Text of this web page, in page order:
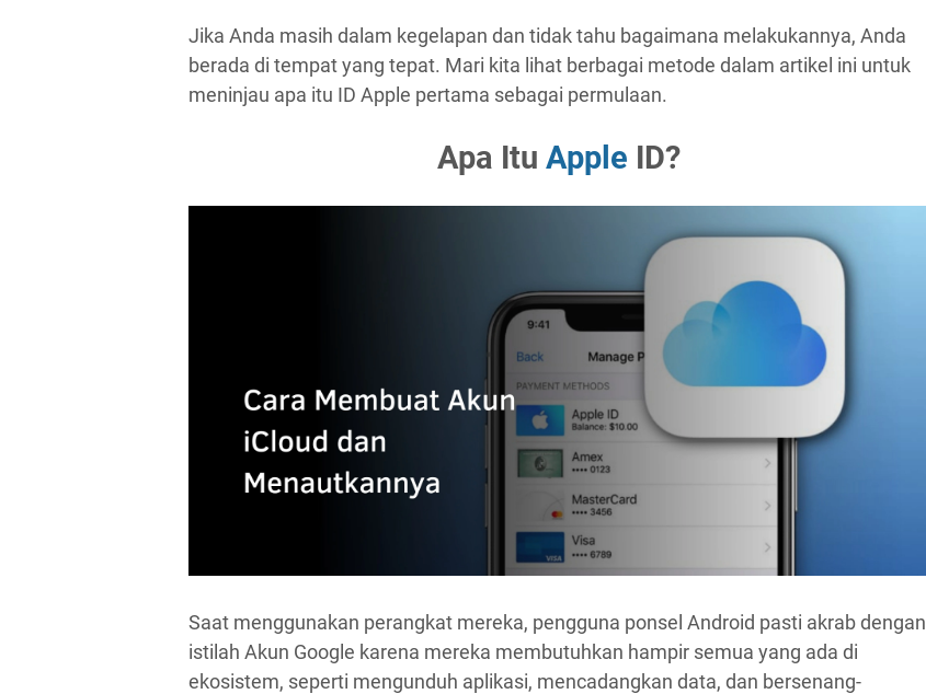
Jika Anda masih dalam kegelapan dan tidak tahu bagaimana melakukannya, Anda
berada di tempat yang tepat. Mari kita lihat berbagai metode dalam artikel ini untuk
meninjau apa itu ID Apple pertama sebagai permulaan.
Apa Itu Apple ID?
Saat menggunakan perangkat mereka, pengguna ponsel Android pasti akrab dengan
istilah Akun Google karena mereka membutuhkan hampir semua yang ada di
ekosistem, seperti mengunduh aplikasi, mencadangkan data, dan bersenang-